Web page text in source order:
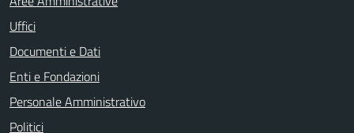
Uffici
Documenti e Dati
Enti e Fondazioni
Personale Amministrativo
Politici